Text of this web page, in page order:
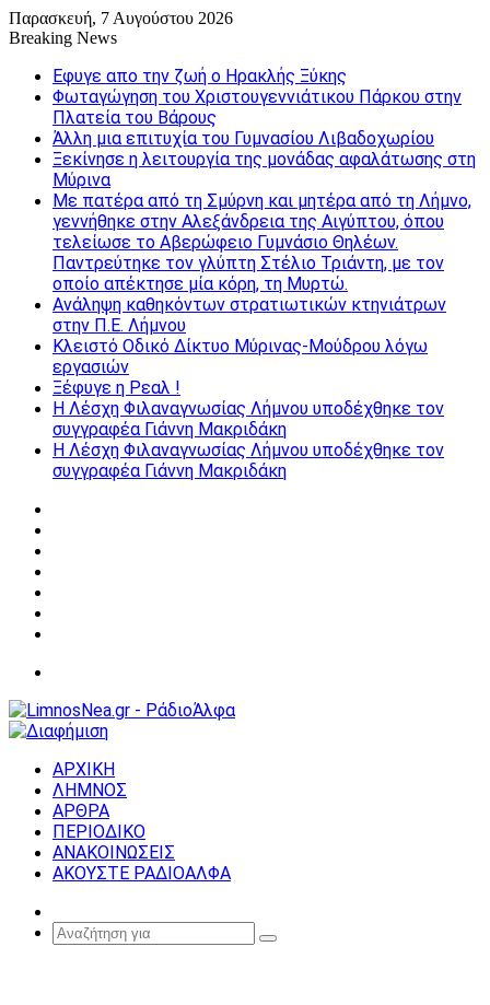
Παρασκευή, 7 Αυγούστου 2026
Breaking News
Εφυγε απο την ζωή o Ηρακλής Ξύκης
Φωταγώγηση του Χριστουγεννιάτικου Πάρκου στην
Πλατεία του Βάρους
Άλλη μια επιτυχία του Γυμνασίου Λιβαδοχωρίου
Ξεκίνησε η λειτουργία της μονάδας αφαλάτωσης στη
Μύρινα
Με πατέρα από τη Σμύρνη και μητέρα από τη Λήμνο,
γεννήθηκε στην Αλεξάνδρεια της Αιγύπτου, όπου
τελείωσε το Αβερώφειο Γυμνάσιο Θηλέων.
Παντρεύτηκε τον γλύπτη Στέλιο Τριάντη, με τον
οποίο απέκτησε μία κόρη, τη Μυρτώ.
Ανάληψη καθηκόντων στρατιωτικών κτηνιάτρων
στην Π.Ε. Λήμνου
Κλειστό Οδικό Δίκτυο Μύρινας-Μούδρου λόγω
εργασιών
Ξέφυγε η Ρεαλ !
Η Λέσχη Φιλαναγνωσίας Λήμνου υποδέχθηκε τον
συγγραφέα Γιάννη Μακριδάκη
Η Λέσχη Φιλαναγνωσίας Λήμνου υποδέχθηκε τον
συγγραφέα Γιάννη Μακριδάκη
ΑΡΧΙΚΗ
ΛΗΜΝΟΣ
ΑΡΘΡΑ
ΠΕΡΙΟΔΙΚΟ
ΑΝΑΚΟΙΝΩΣΕΙΣ
ΑΚΟΥΣΤΕ ΡΑΔΙΟΑΛΦΑ
Article
Αναζήτηση